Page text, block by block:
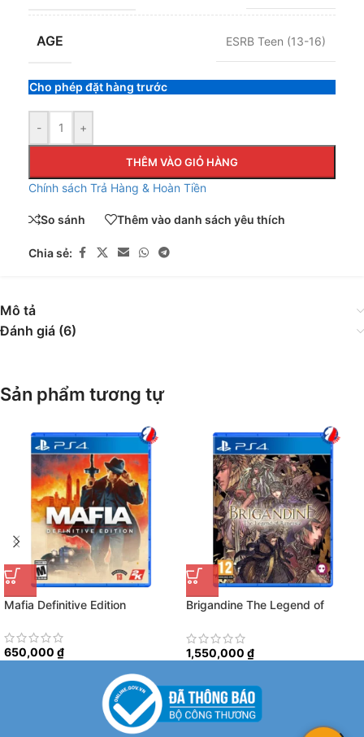
AGE ESRB Teen (13-16)
Cho phép đặt hàng trước
- +
THÊM VÀO GIỎ HÀNG
Chính sách Trả Hàng & Hoàn Tiền
So sánh Thêm vào danh sách yêu thích
Chia sẻ:
Mô tả
Đánh giá (6)
Sản phẩm tương tự
Mafia Definitive Edition
650,000 ₫
Brigandine The Legend of
1,550,000 ₫